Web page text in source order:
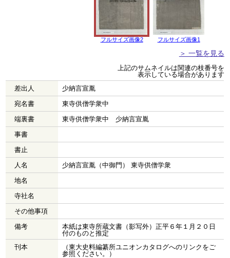
フルサイズ画像2 フルサイズ画像1
＞ 一覧を見る
上記のサムネイルは関連の枝番号を
表示している場合があります
差出人
少納言宣胤
宛名書
東寺供僧学衆中
端裏書
東寺供僧学衆中 少納言宣胤
事書
書止
人名
少納言宣胤（中御門） 東寺供僧学衆
地名
寺社名
その他事項
備考
本紙は東寺所蔵文書（影写外）正平６年１月２０日
付のものと推定
刊本
（東大史料編纂所ユニオンカタログへのリンクをご
参照ください。）